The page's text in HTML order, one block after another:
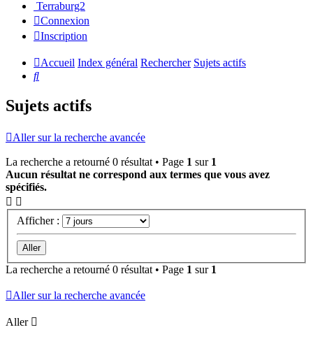
Terraburg2
Connexion
Inscription
Accueil Index général Rechercher Sujets actifs
Rechercher
Sujets actifs
Aller sur la recherche avancée
La recherche a retourné 0 résultat • Page 1 sur 1
Aucun résultat ne correspond aux termes que vous avez
spécifiés.
Afficher :
La recherche a retourné 0 résultat • Page 1 sur 1
Aller sur la recherche avancée
Aller